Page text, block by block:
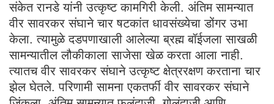
संकेत रानडे यांनी उत्कृष्ट कामगिरी केली. अंतिम सामन्यात
वीर सावरकर संघाने चार षटकांत धावसंख्येचा डोंगर उभा
केला. त्यामुळे दडपणाखाली आलेल्या ब्रह्म बॉईजला साखळी
सामन्यातील लौकीकाला साजेसा खेळ करता आला नाही.
त्यातच वीर सावरकर संघाने उत्कृष्ट क्षेत्ररक्षण करताना चार
झेल घेतले. परिणामी सामना एकतर्फी वीर सावरकर संघाने